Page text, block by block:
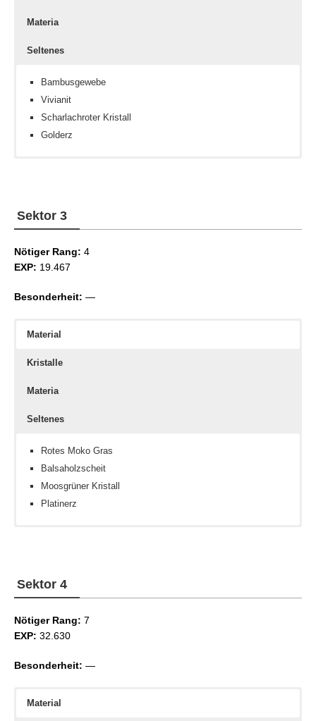
Materia
Seltenes
Bambusgewebe
Vivianit
Scharlachroter Kristall
Golderz
Sektor 3
Nötiger Rang: 4
EXP: 19.467
Besonderheit: —
Material
Kristalle
Materia
Seltenes
Rotes Moko Gras
Balsaholzscheit
Moosgrüner Kristall
Platinerz
Sektor 4
Nötiger Rang: 7
EXP: 32.630
Besonderheit: —
Material